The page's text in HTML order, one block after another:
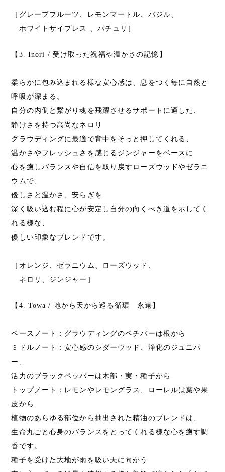
［グレープフルーツ、レモンマートル、バジル、
ホワイトサイプレス 、パチュリ］
【3. Inori / 受け取った祝福や温かさの記憶】
柔らかに包み込まれる様な安心感は、息をつく毎に自然と
呼吸が深まる。
自分の内側と繋がり魂を飛躍させるサポートに適した、
静けさを持つ高尚なネロリ
グラウディングに最適で背中をそっと押してくれる、
温かさやフレッシュさを感じるジンジャーをベースに
心を癒しバランスや自信を取り戻すローズウッドやゼラニ
ウムで、
優しさと温かさ、安らぎを
深く吸い込む程に心が安定し自分の向くべき道を示してく
れる様な、
優しい印象なブレンドです。
［オレンジ、ゼラニウム、ローズウッド、
ネロリ、ジンジャー］
【4. Towa / 地から天から巡る循環 永遠】
ベースノート：グラウディングのベチバーは根から
ミドルノート：安心感のシダーウッド、浄化のジュニパ
ー、
活力のブラックペッパーは木部・実・種子から
トップノート：レモンやレモングラス、ローレルは葉や果
皮から
植物のあらゆる部位から抽出された精油のブレンドは、
生命丸ごと心身のバランスをとってくれる様な心を癒す調
香です。
種子を受けた大地が雨を吸い天に向かう